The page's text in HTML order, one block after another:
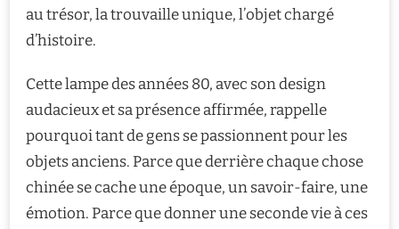
au trésor, la trouvaille unique, l’objet chargé
d’histoire.
Cette lampe des années 80, avec son design
audacieux et sa présence affirmée, rappelle
pourquoi tant de gens se passionnent pour les
objets anciens. Parce que derrière chaque chose
chinée se cache une époque, un savoir-faire, une
émotion. Parce que donner une seconde vie à ces